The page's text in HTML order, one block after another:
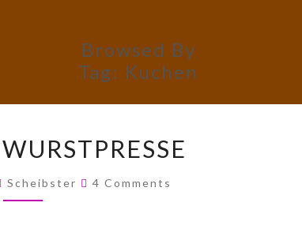
Browsed By
Tag: Kuchen
Scheibster Comments
4 Comments